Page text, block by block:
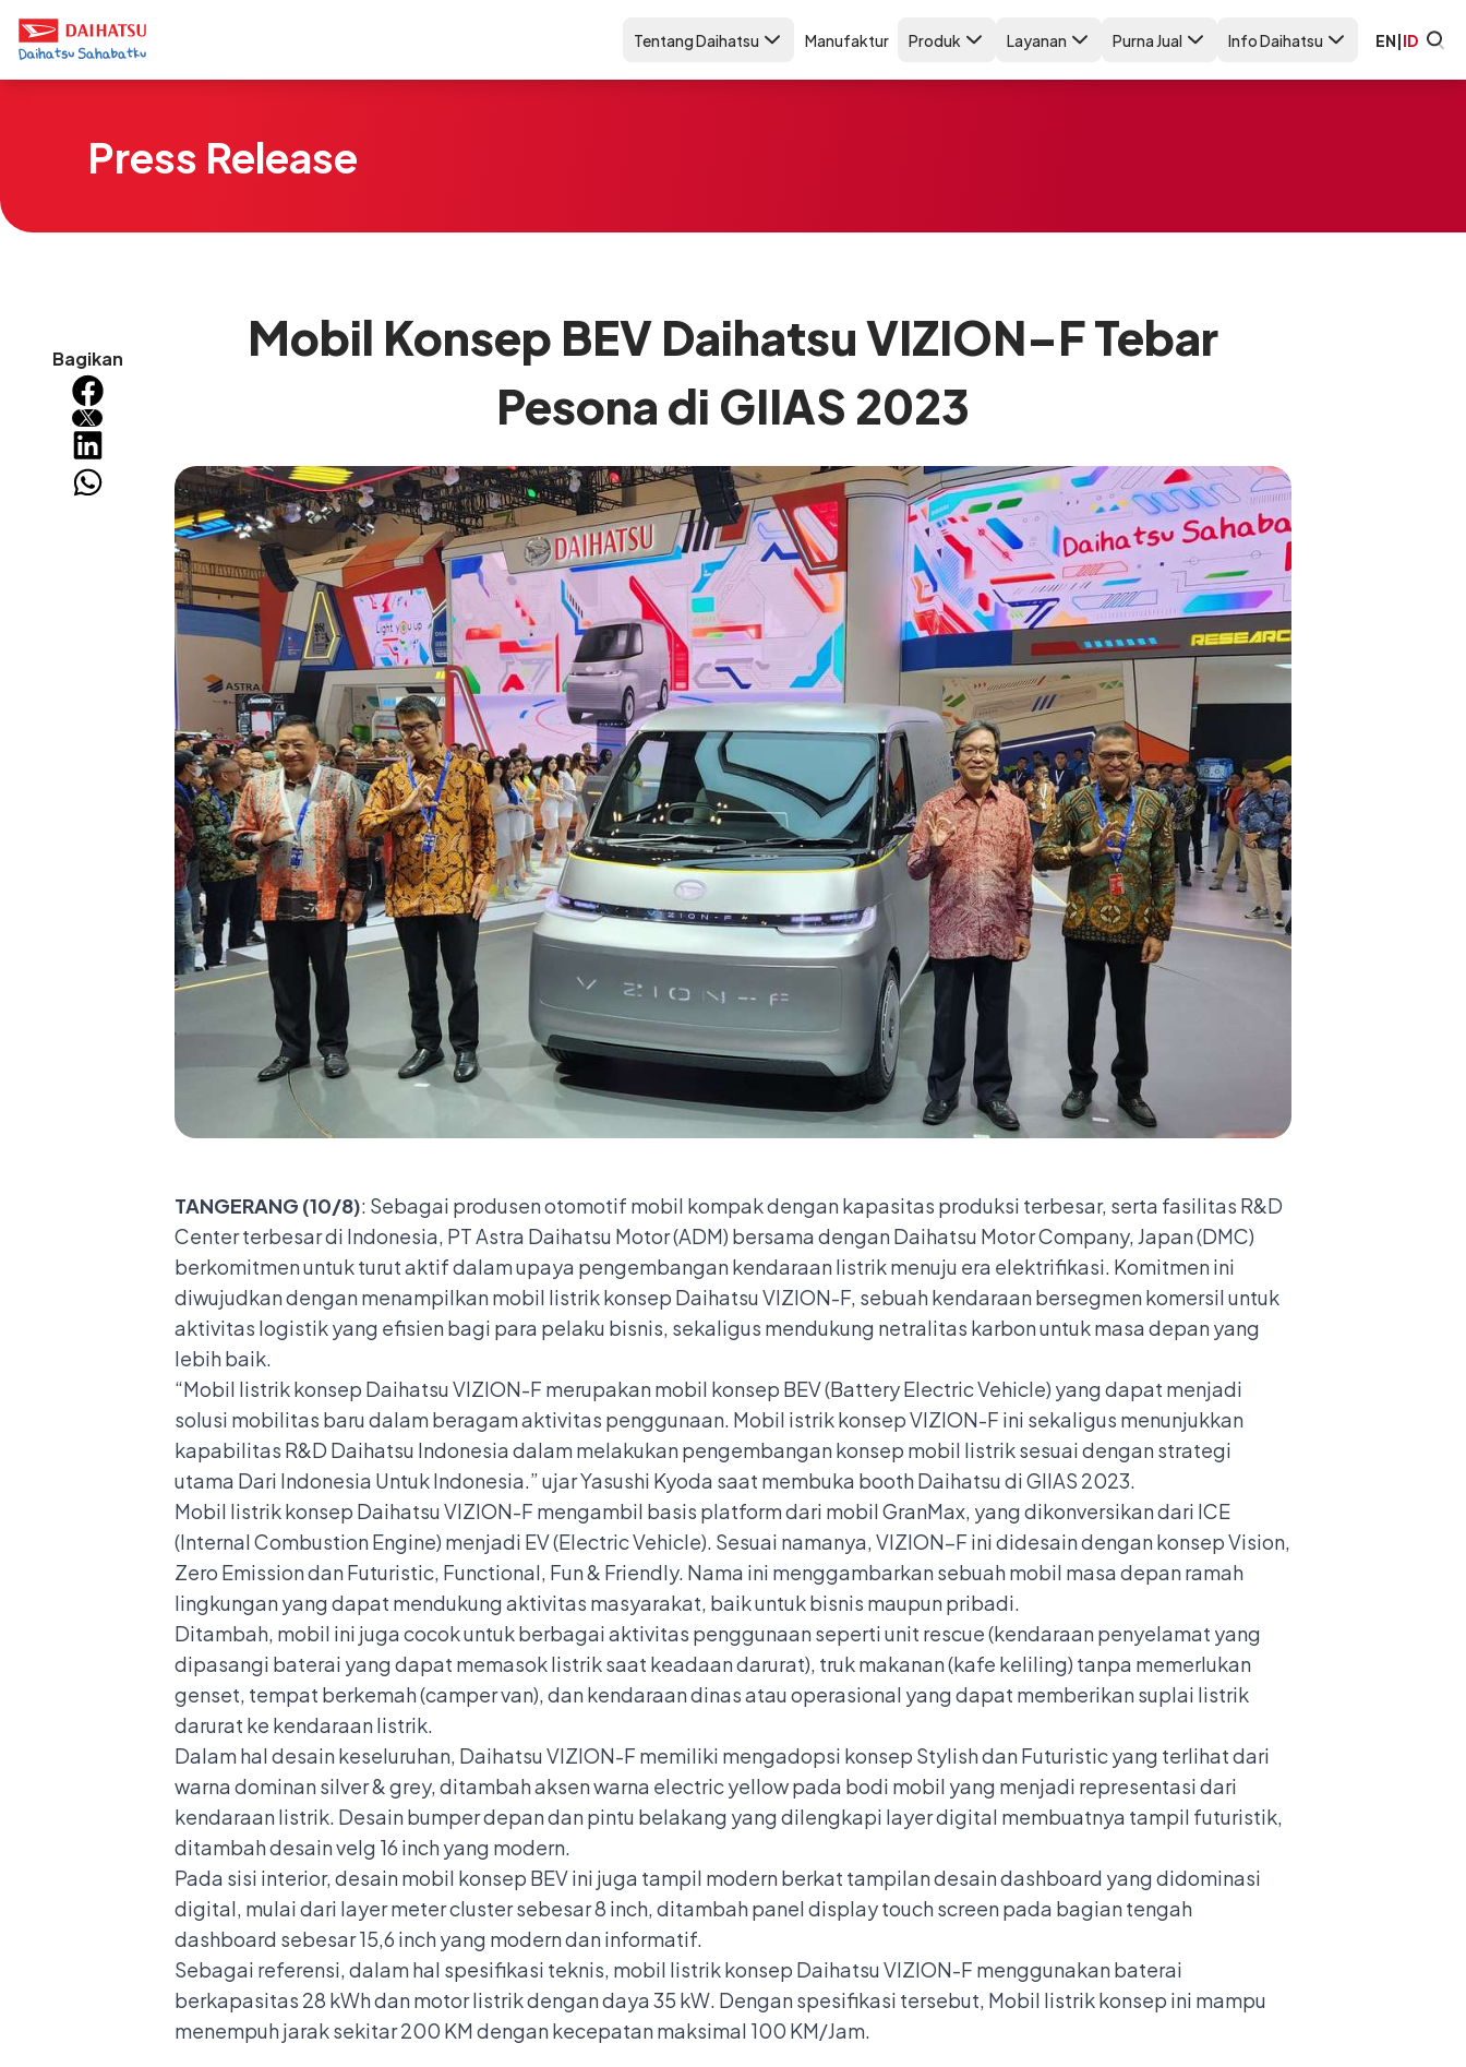
Tentang Daihatsu Manufaktur Produk Layanan Purna Jual Info Daihatsu EN|ID
Press Release
Bagikan
Mobil Konsep BEV Daihatsu VIZION–F Tebar
Pesona di GIIAS 2023
TANGERANG (10/8): Sebagai produsen otomotif mobil kompak dengan kapasitas produksi terbesar, serta fasilitas R&D
Center terbesar di Indonesia, PT Astra Daihatsu Motor (ADM) bersama dengan Daihatsu Motor Company, Japan (DMC)
berkomitmen untuk turut aktif dalam upaya pengembangan kendaraan listrik menuju era elektrifikasi. Komitmen ini
diwujudkan dengan menampilkan mobil listrik konsep Daihatsu VIZION-F, sebuah kendaraan bersegmen komersil untuk
aktivitas logistik yang efisien bagi para pelaku bisnis, sekaligus mendukung netralitas karbon untuk masa depan yang
lebih baik.
“Mobil listrik konsep Daihatsu VIZION-F merupakan mobil konsep BEV (Battery Electric Vehicle) yang dapat menjadi
solusi mobilitas baru dalam beragam aktivitas penggunaan. Mobil istrik konsep VIZION-F ini sekaligus menunjukkan
kapabilitas R&D Daihatsu Indonesia dalam melakukan pengembangan konsep mobil listrik sesuai dengan strategi
utama Dari Indonesia Untuk Indonesia.” ujar Yasushi Kyoda saat membuka booth Daihatsu di GIIAS 2023.
Mobil listrik konsep Daihatsu VIZION-F mengambil basis platform dari mobil GranMax, yang dikonversikan dari ICE
(Internal Combustion Engine) menjadi EV (Electric Vehicle). Sesuai namanya, VIZION–F ini didesain dengan konsep Vision,
Zero Emission dan Futuristic, Functional, Fun & Friendly. Nama ini menggambarkan sebuah mobil masa depan ramah
lingkungan yang dapat mendukung aktivitas masyarakat, baik untuk bisnis maupun pribadi.
Ditambah, mobil ini juga cocok untuk berbagai aktivitas penggunaan seperti unit rescue (kendaraan penyelamat yang
dipasangi baterai yang dapat memasok listrik saat keadaan darurat), truk makanan (kafe keliling) tanpa memerlukan
genset, tempat berkemah (camper van), dan kendaraan dinas atau operasional yang dapat memberikan suplai listrik
darurat ke kendaraan listrik.
Dalam hal desain keseluruhan, Daihatsu VIZION-F memiliki mengadopsi konsep Stylish dan Futuristic yang terlihat dari
warna dominan silver & grey, ditambah aksen warna electric yellow pada bodi mobil yang menjadi representasi dari
kendaraan listrik. Desain bumper depan dan pintu belakang yang dilengkapi layer digital membuatnya tampil futuristik,
ditambah desain velg 16 inch yang modern.
Pada sisi interior, desain mobil konsep BEV ini juga tampil modern berkat tampilan desain dashboard yang didominasi
digital, mulai dari layer meter cluster sebesar 8 inch, ditambah panel display touch screen pada bagian tengah
dashboard sebesar 15,6 inch yang modern dan informatif.
Sebagai referensi, dalam hal spesifikasi teknis, mobil listrik konsep Daihatsu VIZION-F menggunakan baterai
berkapasitas 28 kWh dan motor listrik dengan daya 35 kW. Dengan spesifikasi tersebut, Mobil listrik konsep ini mampu
menempuh jarak sekitar 200 KM dengan kecepatan maksimal 100 KM/Jam.